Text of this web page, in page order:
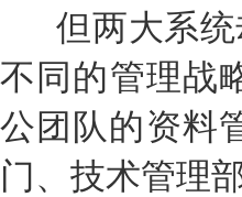
但两大系统
不同的管理战
公团队的资料
门、技术管理